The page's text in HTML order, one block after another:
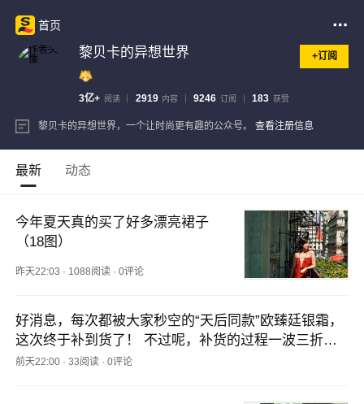
首页
黎贝卡的异想世界 +订阅
3亿+ 阅读 2919 内容 9246 订阅 183 获赞
黎贝卡的异想世界，一个让时尚更有趣的公众号。 查看注册信息
最新 动态
今年夏天真的买了好多漂亮裙子
（18图）
昨天22:03 · 1088阅读 ·0评论
好消息，每次都被大家秒空的“天后同款”欧臻廷银霜，
这次终于补到货了！ 不过呢，补货的过程一波三折，
本来国内是没货了，我们去英国仓库那边软磨硬泡，才
银霜嘛，大家公认的敏皮和油皮的天菜，一瓶搞定面
前天22:00 ·33阅读 ·0评论